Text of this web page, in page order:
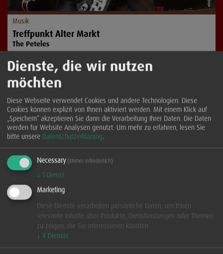
Musik
Treffpunkt Alter Markt
The Peteles
Treffpunkt Alter Markt
Dienste, die wir nutzen
möchten
Diese Webseite verwendet Cookies und andere Technologien. Diese
Cookies können explizit von Ihnen aktiviert werden. Mit einem Klick auf
„Speichern” akzeptieren Sie dann die Verarbeitung Ihrer Daten. Die Daten
werden für Website Analysen genutzt. Um mehr zu erfahren, lesen Sie
bitte unsere Datenschutzerklärung.
Necessary (immer erforderlich)
↓ 1 Dienst
Marketing
Diese Dienste verarbeiten persönliche Daten, um Ihnen
relevante Inhalte über Produkte, Dienstleistungen oder Themen
zu zeigen, die Sie interessieren könnten.
↓ 4 Dienste